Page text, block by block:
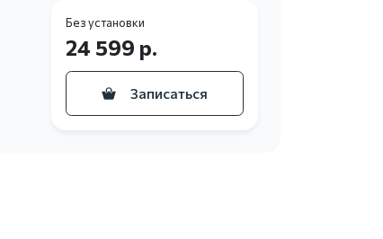
Без установки
24 599 р.
Записаться